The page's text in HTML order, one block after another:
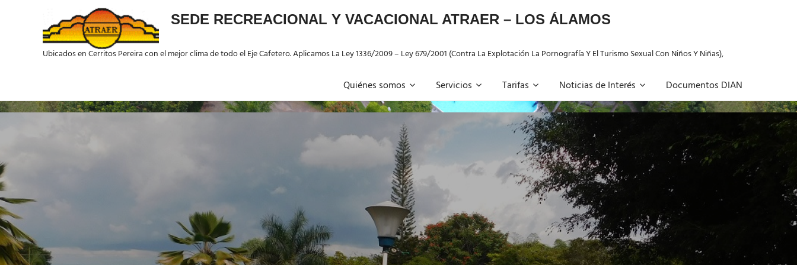
SEDE RECREACIONAL Y VACACIONAL ATRAER – LOS ÁLAMOS
Ubicados en Cerritos Pereira con el mejor clima de todo el Eje Cafetero. Aplicamos La Ley 1336/2009 – Ley 679/2001 (Contra La Explotación La Pornografía Y El Turismo Sexual Con Niños Y Niñas),
Quiénes somos Servicios Tarifas Noticias de Interés Documentos DIAN